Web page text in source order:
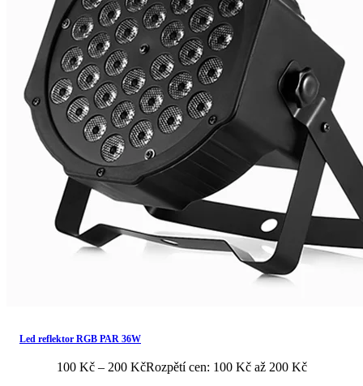
Led reflektor RGB PAR 36W
100 Kč – 200 KčRozpětí cen: 100 Kč až 200 Kč